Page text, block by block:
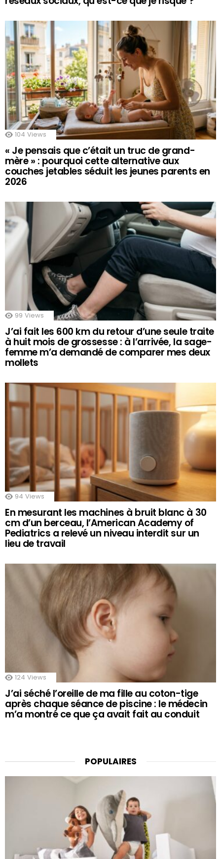
104 Views
« Je pensais que c’était un truc de grand-
mère » : pourquoi cette alternative aux
couches jetables séduit les jeunes parents en
2026
99 Views
J’ai fait les 600 km du retour d’une seule traite
à huit mois de grossesse : à l’arrivée, la sage-
femme m’a demandé de comparer mes deux
mollets
94 Views
En mesurant les machines à bruit blanc à 30
cm d’un berceau, l’American Academy of
Pediatrics a relevé un niveau interdit sur un
lieu de travail
124 Views
J’ai séché l’oreille de ma fille au coton-tige
après chaque séance de piscine : le médecin
m’a montré ce que ça avait fait au conduit
POPULAIRES